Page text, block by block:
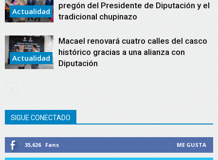
Actualidad
pregón del Presidente de Diputación y el
tradicional chupinazo
Actualidad
Macael renovará cuatro calles del casco
histórico gracias a una alianza con
Diputación
SIGUE CONECTADO
35,626 Fans ME GUSTA